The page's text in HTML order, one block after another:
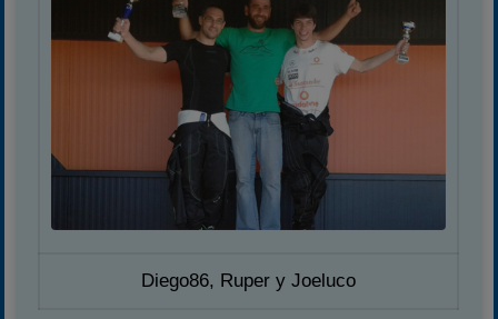
Diego86, Ruper y Joeluco